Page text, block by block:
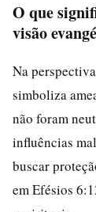
O que
visão
Na
simboliza
não foram
influências
buscar
em Efésios